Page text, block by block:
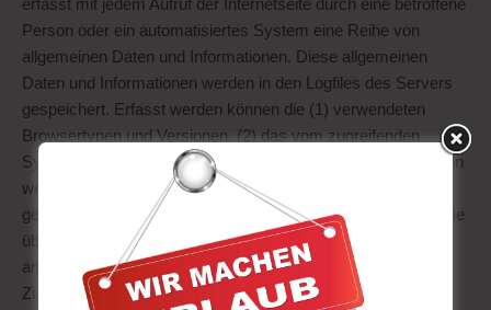
erfasst mit jedem Aufruf der Internetseite durch eine betroffene
Person oder ein automatisiertes System eine Reihe von
allgemeinen Daten und Informationen. Diese allgemeinen
Daten und Informationen werden in den Logfiles des Servers
gespeichert. Erfasst werden können die (1) verwendeten
Browsertypen und Versionen, (2) das vom zugreifenden
System verwendete Betriebssystem, (3) die Internetseite, von
welcher ein zugreifendes System auf unsere Internetseite
gelangt (sogenannte Referrer), (4) die Unterwebseiten, welche
über ein zugreifendes System auf unserer Internetseite
angesteuert werden, (5) das Datum und die Uhrzeit eines
Zugriffs auf die Internetseite, (6) eine Internet-Protokoll-